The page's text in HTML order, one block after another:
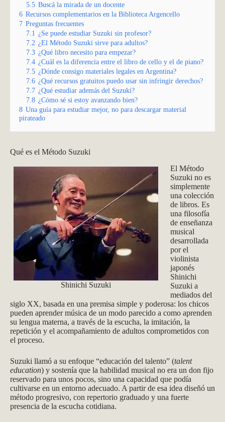
5.5 Buscá la mirada de un docente
6 Recursos complementarios en la Biblioteca Argencello
7 Preguntas frecuentes
7.1 ¿Se puede estudiar Suzuki sin profesor?
7.2 ¿El Método Suzuki sirve para adultos?
7.3 ¿Qué libro necesito para empezar?
7.4 ¿Cuál es la diferencia entre el libro de cello y el de piano?
7.5 ¿Dónde consigo materiales legales en Argentina?
7.6 ¿Qué recursos gratuitos puedo usar sin infringir derechos?
7.7 ¿Qué estudiar además del Suzuki?
7.8 ¿Cómo sé si estoy avanzando bien?
8 Una guía para estudiar mejor, no para descargar material
pirateado
Qué es el Método Suzuki
Shinichi Suzuki
El Método
Suzuki no es
simplemente
una colección
de libros. Es
una filosofía
de enseñanza
musical
desarrollada
por el
violinista
japonés
Shinichi
Suzuki a
mediados del
siglo XX, basada en una premisa simple y poderosa: los chicos
pueden aprender música de un modo parecido a como aprenden
su lengua materna, a través de la escucha, la imitación, la
repetición y el acompañamiento de adultos comprometidos con
el proceso.
Suzuki llamó a su enfoque “educación del talento” (talent
education) y sostenía que la habilidad musical no era un don fijo
reservado para unos pocos, sino una capacidad que podía
cultivarse en un entorno adecuado. A partir de esa idea diseñó un
método progresivo, con repertorio graduado y una fuerte
presencia de la escucha cotidiana.